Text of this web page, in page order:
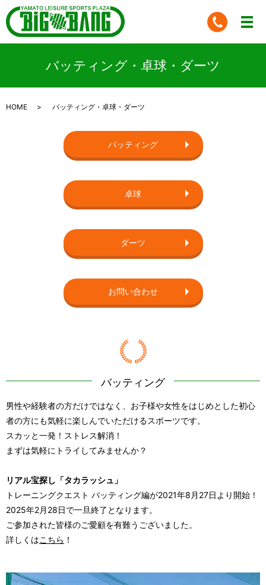
バッティング・卓球・ダーツ
HOME バッティング・卓球・ダーツ
バッティング
卓球
ダーツ
お問い合わせ
バッティング
男性や経験者の方だけではなく、お子様や女性をはじめとした初心
者の方にも気軽に楽しんでいただけるスポーツです。
スカッと一発！ストレス解消！
まずは気軽にトライしてみませんか？
リアル宝探し「タカラッシュ」
トレーニングクエスト バッティング編が2021年8月27日より開始！
2025年2月28日で一旦終了となります。
ご参加された皆様のご愛顧を有難うございました。
詳しくはこちら ！